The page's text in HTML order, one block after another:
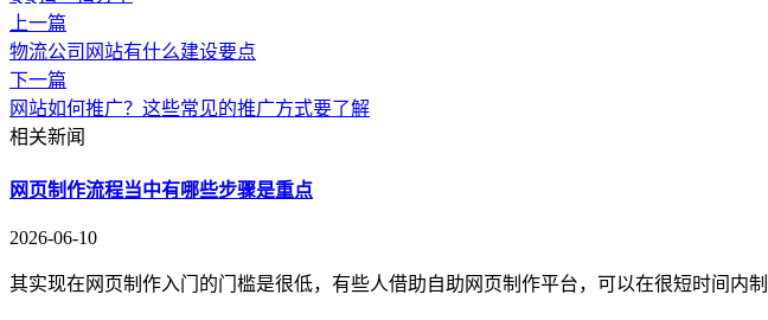
上一篇
物流公司网站有什么建设要点
下一篇
网站如何推广？这些常见的推广方式要了解
相关新闻
网页制作流程当中有哪些步骤是重点
2026-06-10
其实现在网页制作入门的门槛是很低，有些人借助自助网页制作平台，可以在很短时间内制